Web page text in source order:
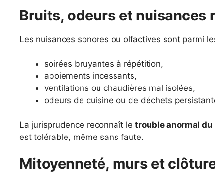
Bruits, odeurs et nuisances
Les nuisances sonores ou olfactives sont parmi
soirées bruyantes à répétition,
aboiements incessants,
ventilations ou chaudières mal isolées,
odeurs de cuisine ou de déchets
La jurisprudence reconnaît le trouble anormal du
est tolérable, même sans faute.
Mitoyenneté, murs et